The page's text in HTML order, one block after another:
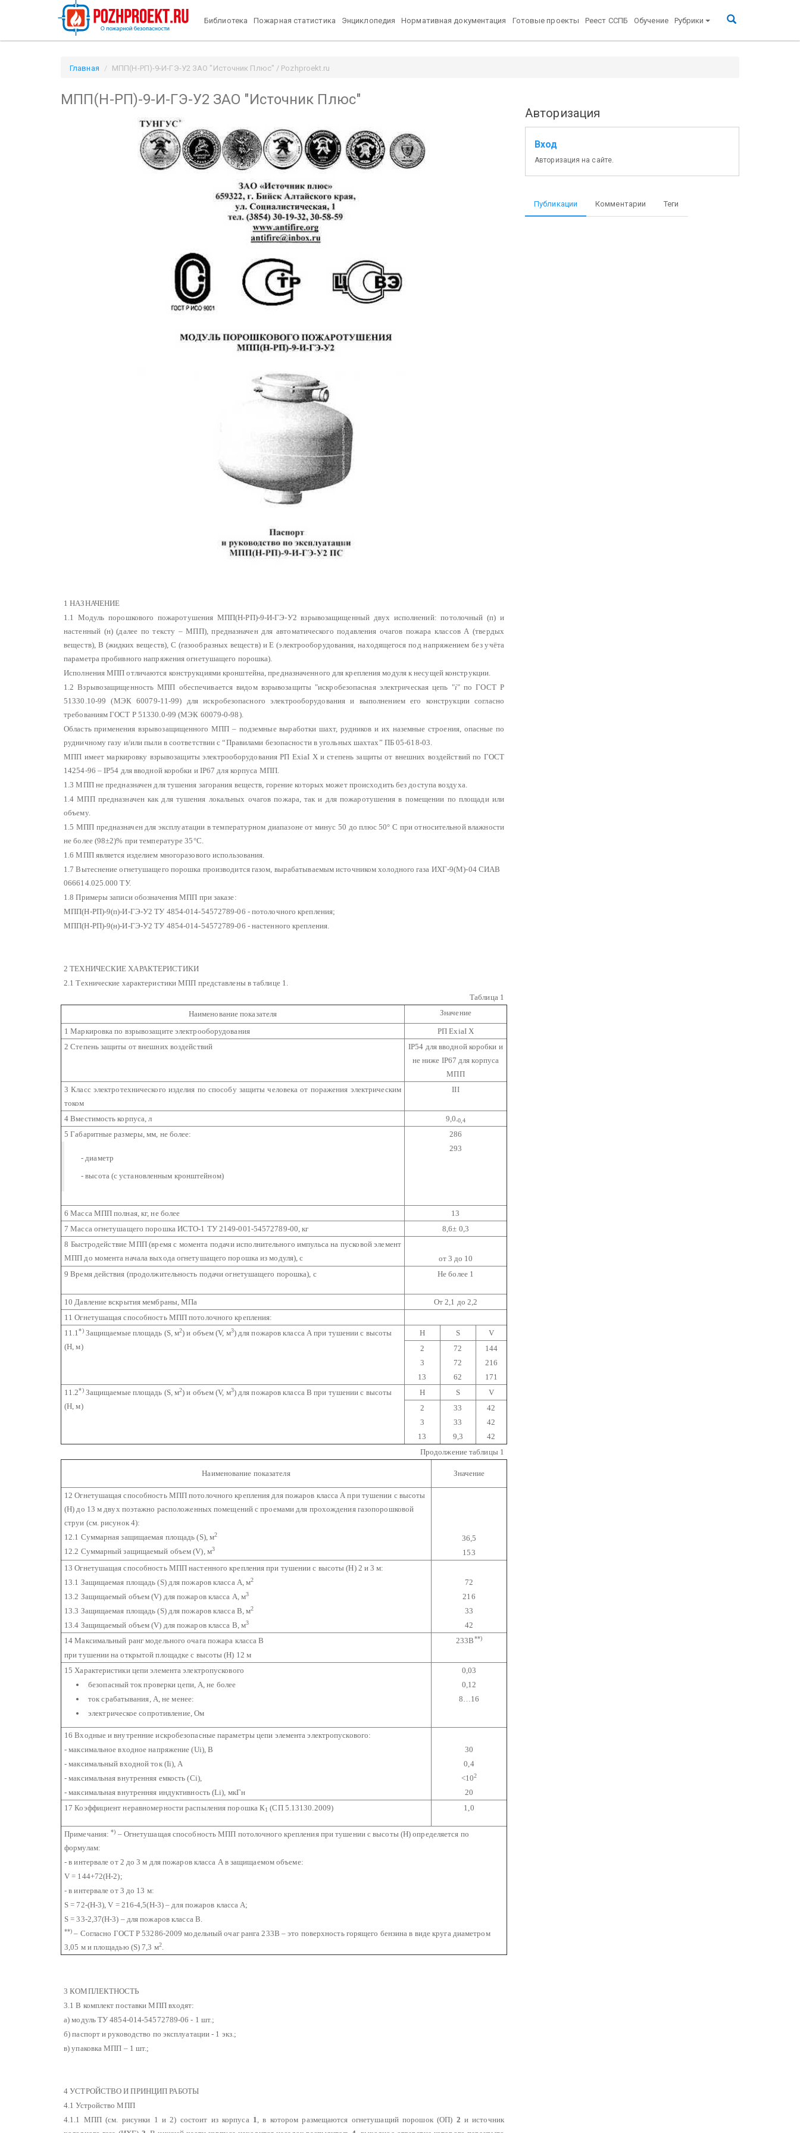
Библиотека Пожарная статистика Энциклопедия Нормативная документация Готовые проекты Реест ССПБ Обучение Рубрики
Главная МПП(Н-РП)-9-И-ГЭ-У2 ЗАО "Источник Плюс" / Pozhproekt.ru
МПП(Н-РП)-9-И-ГЭ-У2 ЗАО "Источник Плюс"
1 НАЗНАЧЕНИЕ
1.1 Модуль порошкового пожаротушения МПП(Н-РП)-9-И-ГЭ-У2 взрывозащищенный двух исполнений: потолочный (п) и
настенный (н) (далее по тексту – МПП), предназначен для автоматического подавления очагов пожара классов А (твердых
веществ), В (жидких веществ), С (газообразных веществ) и Е (электрооборудования, находящегося под напряжением без учёта
параметра пробивного напряжения огнетушащего порошка).
Исполнения МПП отличаются конструкциями кронштейна, предназначенного для крепления модуля к несущей конструкции.
1.2 Взрывозащищенность МПП обеспечивается видом взрывозащиты "искробезопасная электрическая цепь "i" по ГОСТ Р
51330.10-99 (МЭК 60079-11-99) для искробезопасного электрооборудования и выполнением его конструкции согласно
требованиям ГОСТ Р 51330.0-99 (МЭК 60079-0-98).
Область применения взрывозащищенного МПП – подземные выработки шахт, рудников и их наземные строения, опасные по
рудничному газу и/или пыли в соответствии с “Правилами безопасности в угольных шахтах” ПБ 05-618-03.
МПП имеет маркировку взрывозащиты электрооборудования РП ЕхiaI Х и степень защиты от внешних воздействий по ГОСТ
14254-96 – IР54 для вводной коробки и IР67 для корпуса МПП.
1.3 МПП не предназначен для тушения загорания веществ, горение которых может происходить без доступа воздуха.
1.4 МПП предназначен как для тушения локальных очагов пожара, так и для пожаротушения в помещении по площади или
объему.
1.5 МПП предназначен для эксплуатации в температурном диапазоне от минус 50 до плюс 50° С при относительной влажности
не более (98±2)% при температуре 35°С.
1.6 МПП является изделием многоразового использования.
1.7 Вытеснение огнетушащего порошка производится газом, вырабатываемым источником холодного газа ИХГ-9(М)-04 СИАВ
066614.025.000 ТУ.
1.8 Примеры записи обозначения МПП при заказе:
МПП(Н-РП)-9(п)-И-ГЭ-У2 ТУ 4854-014-54572789-06 - потолочного крепления;
МПП(Н-РП)-9(н)-И-ГЭ-У2 ТУ 4854-014-54572789-06 - настенного крепления.
2 ТЕХНИЧЕСКИЕ ХАРАКТЕРИСТИКИ
2.1 Технические характеристики МПП представлены в таблице 1.
Таблица 1
Наименование показателя
Значение
1 Маркировка по взрывозащите электрооборудования
РП ExiaI X
2 Степень защиты от внешних воздействий
IP54 для вводной коробки и
не ниже IP67 для корпуса
МПП
3 Класс электротехнического изделия по способу защиты человека от поражения электрическим
током
III
4 Вместимость корпуса, л 9,0-0,4
5 Габаритные размеры, мм, не более:
- диаметр
- высота (с установленным кронштейном)
286
293
6 Масса МПП полная, кг, не более
13
7 Масса огнетушащего порошка ИСТО-1 ТУ 2149-001-54572789-00, кг
8,6± 0,3
8 Быстродействие МПП (время с момента подачи исполнительного импульса на пусковой элемент
МПП до момента начала выхода огнетушащего порошка из модуля), с
от 3 до 10
9 Время действия (продолжительность подачи огнетушащего порошка), с
Не более 1
10 Давление вскрытия мембраны, МПа
От 2,1 до 2,2
11 Огнетушащая способность МПП потолочного крепления:
11.1*)Защищаемые площадь (S, м2) и объем (V, м3) для пожаров класса А при тушении с высоты
(Н, м)
Н S
V
2
3
13
72
72
62
144
216
171
11.2*)Защищаемые площадь (S, м2) и объем (V, м3) для пожаров класса В при тушении с высоты
(Н, м)
Н S
V
2
3
13
33
33
9,3
42
42
42
Продолжение таблицы 1
Наименование показателя Значение
12 Огнетушащая способность МПП потолочного крепления для пожаров класса А при тушении с высоты
(Н) до 13 м двух поэтажно расположенных помещений с проемами для прохождения газопорошковой
струи (см. рисунок 4):
12.1 Суммарная защищаемая площадь (S), м2
12.2 Суммарный защищаемый объем (V), м3
36,5
153
13 Огнетушащая способность МПП настенного крепления при тушении с высоты (Н) 2 и 3 м:
13.1 Защищаемая площадь (S) для пожаров класса А, м2
13.2 Защищаемый объем (V) для пожаров класса А, м3
13.3 Защищаемая площадь (S) для пожаров класса В, м2
13.4 Защищаемый объем (V) для пожаров класса В, м3
72
216
33
42
14 Максимальный ранг модельного очага пожара класса В
при тушении на открытой площадке с высоты (Н) 12 м
233В**)
15 Характеристики цепи элемента электропускового
безопасный ток проверки цепи, А, не более
ток срабатывания, А, не менее:
электрическое сопротивление, Ом
0,03
0,12
8…16
16 Входные и внутренние искробезопасные параметры цепи элемента электропускового:
- максимальное входное напряжение (Ui), В
- максимальный входной ток (Ii), А
- максимальная внутренняя емкость (Сi),
- максимальная внутренняя индуктивность (Li), мкГн
30
0,4
<102
20
17 Коэффициент неравномерности распыления порошка К1 (СП 5.13130.2009) 1,0
Примечания:*) – Огнетушащая способность МПП потолочного крепления при тушении с высоты (Н) определяется по
формулам:
- в интервале от 2 до 3 м для пожаров класса А в защищаемом объеме:
V = 144+72(H-2);
- в интервале от 3 до 13 м:
S = 72-(Н-3), V = 216-4,5(Н-3) – для пожаров класса А;
S = 33-2,37(Н-3) – для пожаров класса В.
**) – Согласно ГОСТ Р 53286-2009 модельный очаг ранга 233В – это поверхность горящего бензина в виде круга диаметром
3,05 м и площадью (S) 7,3 м2.
3 КОМПЛЕКТНОСТЬ
3.1 В комплект поставки МПП входят:
а) модуль ТУ 4854-014-54572789-06 - 1 шт.;
б) паспорт и руководство по эксплуатации - 1 экз.;
в) упаковка МПП – 1 шт.;
4 УСТРОЙСТВО И ПРИНЦИП РАБОТЫ
4.1 Устройство МПП
4.1.1 МПП (см. рисунки 1 и 2) состоит из корпуса 1 , в котором размещаются огнетушащий порошок (ОП) 2 и источник
Авторизация
Вход
Авторизация на сайте.
Публикации Комментарии Теги